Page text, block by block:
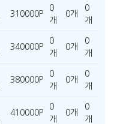
310000P
0
개
0개
0
개
340000P
0
개
0개
0
개
380000P
0
개
0개
0
개
410000P
0
개
0개
0
개